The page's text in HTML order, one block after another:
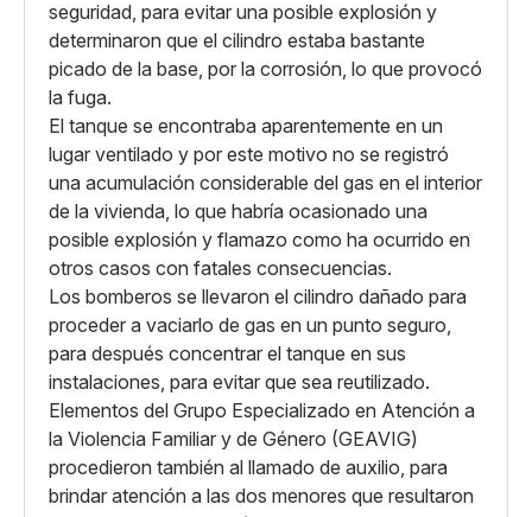
seguridad, para evitar una posible explosión y
determinaron que el cilindro estaba bastante
picado de la base, por la corrosión, lo que provocó
la fuga.
El tanque se encontraba aparentemente en un
lugar ventilado y por este motivo no se registró
una acumulación considerable del gas en el interior
de la vivienda, lo que habría ocasionado una
posible explosión y flamazo como ha ocurrido en
otros casos con fatales consecuencias.
Los bomberos se llevaron el cilindro dañado para
proceder a vaciarlo de gas en un punto seguro,
para después concentrar el tanque en sus
instalaciones, para evitar que sea reutilizado.
Elementos del Grupo Especializado en Atención a
la Violencia Familiar y de Género (GEAVIG)
procedieron también al llamado de auxilio, para
brindar atención a las dos menores que resultaron